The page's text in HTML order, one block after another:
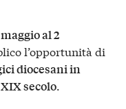
al 2
l’opportunità di
diocesani in
secolo.